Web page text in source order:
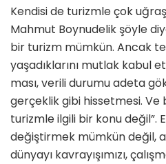
Kendisi de turizmle çok
Mahmut Boynu­delik şöyle
bir turizm mümkün. Ancak
yaşadıklarını mut­lak kabul
ması, verili durumu adeta
gerçeklik gibi hisset­mesi. Ve
turizmle ilgili bir konu değil”.
değiştirmek mümkün de­ğil,
dünyayı kavrayışımızı,